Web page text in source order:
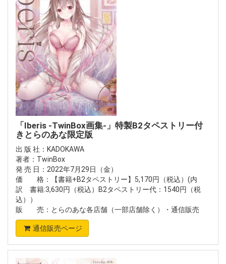
「Iberis -TwinBox画集-」特製B2タペストリー付
きとらのあな限定版
出 版 社：KADOKAWA
著者：TwinBox
発 売 日：2022年7月29日（金）
価 格：【書籍+B2タペストリー】5,170円（税込）(内
訳 書籍:3,630円（税込）B2タペストリー代：1540円（税
込））
販 売：とらのあな各店舗（一部店舗除く）・通信販売
通信販売ページ